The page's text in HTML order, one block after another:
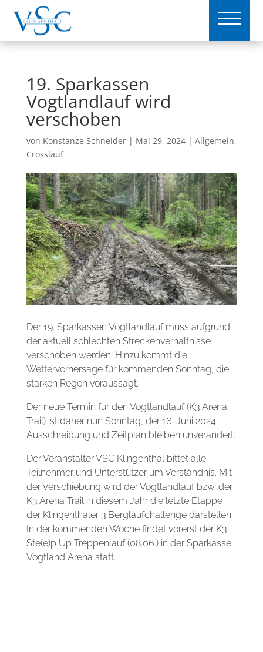
19. Sparkassen
Vogtlandlauf wird
verschoben
von Konstanze Schneider| Mai 29, 2024| Allgemein,
Crosslauf
Der 19. Sparkassen Vogtlandlauf muss aufgrund
der aktuell schlechten Streckenverhältnisse
verschoben werden. Hinzu kommt die
Wettervorhersage für kommenden Sonntag, die
starken Regen voraussagt.
Der neue Termin für den Vogtlandlauf (K3 Arena
Trail) ist daher nun Sonntag, der 16. Juni 2024.
Ausschreibung und Zeitplan bleiben unverändert.
Der Veranstalter VSC Klingenthal bittet alle
Teilnehmer und Unterstützer um Verständnis. Mit
der Verschiebung wird der Vogtlandlauf bzw. der
K3 Arena Trail in diesem Jahr die letzte Etappe
der Klingenthaler 3 Berglaufchallenge darstellen.
In der kommenden Woche findet vorerst der K3
Ste(e)p Up Treppenlauf (08.06.) in der Sparkasse
Vogtland Arena statt.